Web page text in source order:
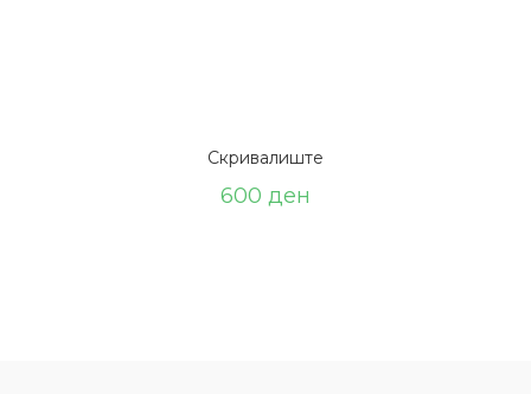
Скривалиште
600 ден